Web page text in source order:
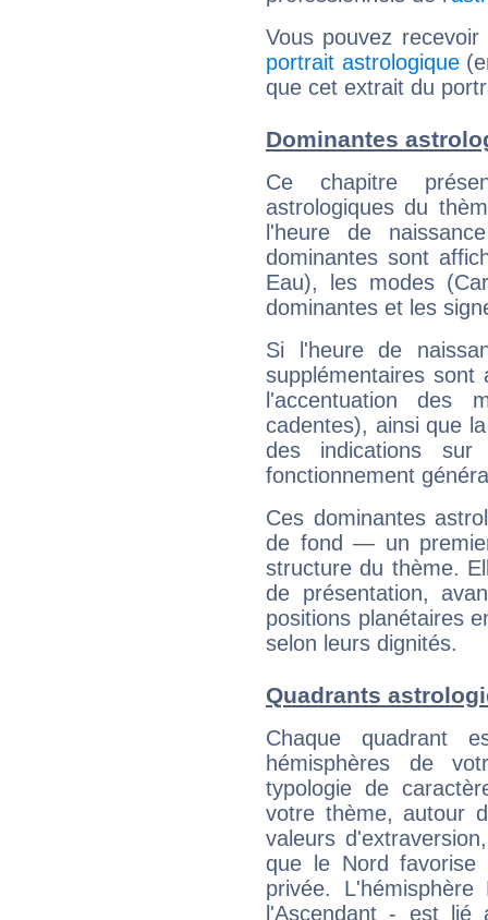
Vous pouvez
portrait astrologique
que cet extrait du
Dominantes
Ce chapitre
astrologiques du
l'heure de
dominantes sont
Eau), les modes
dominantes et les
Si l'heure de
supplémentaires sont
l'accentuation des
cadentes), ainsi que
des indications sur
fonctionnement
Ces dominantes
de fond — un
structure du thème.
de présentation,
positions planétaires
selon leurs dignités.
Quadrants
Chaque quadrant
hémisphères de
typologie de
votre thème, autour
valeurs
que le Nord favorise
privée.
l'Ascendant - est